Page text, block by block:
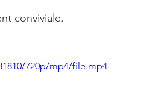
conviviale.
720p/mp4/file.mp4